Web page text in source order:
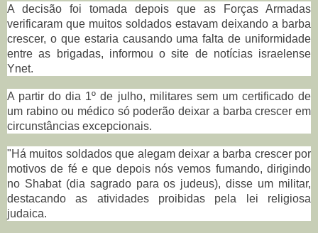
A decisão foi tomada depois que as Forças Armadas
verificaram que muitos soldados estavam deixando a barba
crescer, o que estaria causando uma falta de uniformidade
entre as brigadas, informou o site de notícias israelense
Ynet.
A partir do dia 1º de julho, militares sem um certificado de
um rabino ou médico só poderão deixar a barba crescer em
circunstâncias excepcionais.
"Há muitos soldados que alegam deixar a barba crescer por
motivos de fé e que depois nós vemos fumando, dirigindo
no Shabat (dia sagrado para os judeus), disse um militar,
destacando as atividades proibidas pela lei religiosa
judaica.